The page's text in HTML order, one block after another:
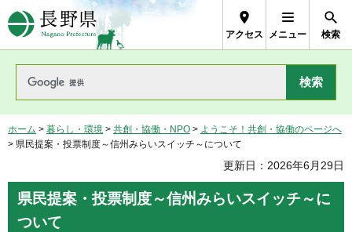
長野県Nagano Prefecture
アクセス メニュー 検索
ホーム > 暮らし・環境 > 共創・協働・NPO > ようこそ！共創・協働のページへ
> 県民提案・投票制度～信州みらいスイッチ～について
更新日：2026年6月29日
県民提案・投票制度～信州みらいスイッチ～に
ついて